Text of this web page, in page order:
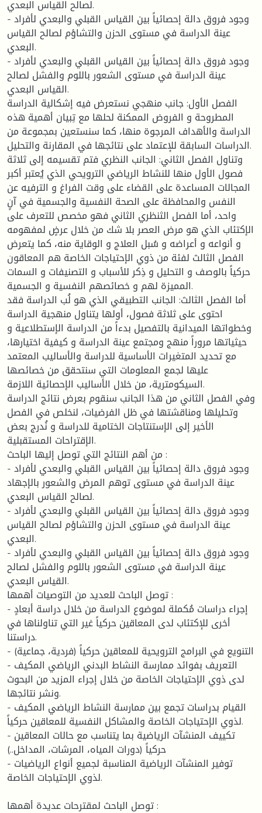
لصالح القياس البعدي.
- وجود فروق دالة إحصائياً بين القياس القبلي والبعدي لأفراد
عينة الدراسة في مستوى الحزن والتشاؤم لصالح القياس
البعدي.
- وجود فروق دالة إحصائياً بين القياس القبلي والبعدي لأفراد
عينة الدراسة في مستوى الشعور باللوم والفشل لصالح
القياس البعدي.
الفصل الأول: جانب منهجي نستعرض فيه إشكالية الدراسة
المطروحة و الفروض الممكنة لحلها مع تِبيان أهمية هذه
الدراسة والأهداف المرجوة منها، كما سنستعين بمجموعة من
الدراسات السابقة للإعتماد على نتائجها في المقارنة والتحليل.
وتناول الفصل الثاني: الجانب النظري فتم تقسيمه إلى ثلاثة
فصول الأول منها للنشاط الرياضي الترويحي الذي يُعتبر أكبر
المجالات المساعدة على القضاء على وقت الفراغ و الترفيه عن
النفس والمحافظة على الصحة النفسية والجسمية في آنٍ
واحد، أما الفصل الثنظري الثاني فهو مخصص للتعرف على
الإكتئاب الذي هو مرض العصر بلا شك من خلال عرضٍ لمفهومه
و أنواعه و أعراضه و سُبل العلاج و الوقاية منه، كما يتعرض
الفصل الثالث لفئة من ذوي الإحتياجات الخاصة هم المعاقون
حركياً بالوصف و التحليل و ذِكر للأسباب و التصنيفات و السمات
المميزة لهم و خصائصهم النفسية و الجسمية.
أما الفصل الثالث: الجانب التطبيقي الذي هو لُب الدراسة فقد
احتوى على ثلاثة فصول، أولها يتناول منهجية الدراسة
وخطواتها الميدانية بالتفصيل بدءاً من الدراسة الإستطلاعية و
حيثياتها مروراً منهج ومجتمع عينة الدراسة و كيفية اختيارها،
مع تحديد المتغيرات الأساسية للدراسة والأساليب المعتمد
عليها لجمع المعلومات التي سنتحقق من خصائصها
السيكومترية، من خلال الأساليب الإحصائية اللازمة.
وفي الفصل الثاني من هذا الجانب سنقوم بعرض نتائج الدراسة
وتحليلها ومناقشتها في ظل الفرضيات، لنخلص في الفصل
الأخير إلى الإستنتاجات الختامية للدراسة و نُدرج بعض
الإقتراحات المستقبلية.
من أهم النتائج التي توصل إليها الباحث :
- وجود فروق دالة إحصائياً بين القياس القبلي والبعدي لأفراد
عينة الدراسة في مستوى توهم المرض والشعور بالإجهاد
لصالح القياس البعدي.
- وجود فروق دالة إحصائياً بين القياس القبلي والبعدي لأفراد
عينة الدراسة في مستوى الحزن والتشاؤم لصالح القياس
البعدي.
- وجود فروق دالة إحصائياً بين القياس القبلي والبعدي لأفراد
عينة الدراسة في مستوى الشعور باللوم والفشل لصالح
القياس البعدي.
توصل الباحث للعديد من التوصيات أهمها :
- إجراء دراسات مُكملة لموضوع الدراسة من خلال دراسة أبعادٍ
أخرى للإكتئاب لدى المعاقين حركياً غير التي تناولناها في
دراستنا.
- التنويع في البرامج الترويحية للمعاقين حركياً (فردية، جماعية)
- التعريف بفوائد ممارسة النشاط البدني الرياضي المكيف
لدى ذوي الإحتياجات الخاصة من خلال إجراء المزيد من البحوث
ونشر نتائجها.
- القيام بدراسات تجمع بين ممارسة النشاط الرياضي المكيف
لذوي الإحتياجات الخاصة والمشاكل النفسية للمعاقين حركياً.
- تكييف المنشآت الرياضية بما يتناسب مع حالات المعاقين
حركياً (دورات المياه، المرشات، المداخل..)
- توفير المنشآت الرياضية المناسبة لجميع أنواع الرياضيات
لذوي الإحتياجات الخاصة.
توصل الباحث لمقترحات عديدة أهمها :